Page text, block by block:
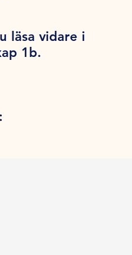
läsa vidare i
1b.